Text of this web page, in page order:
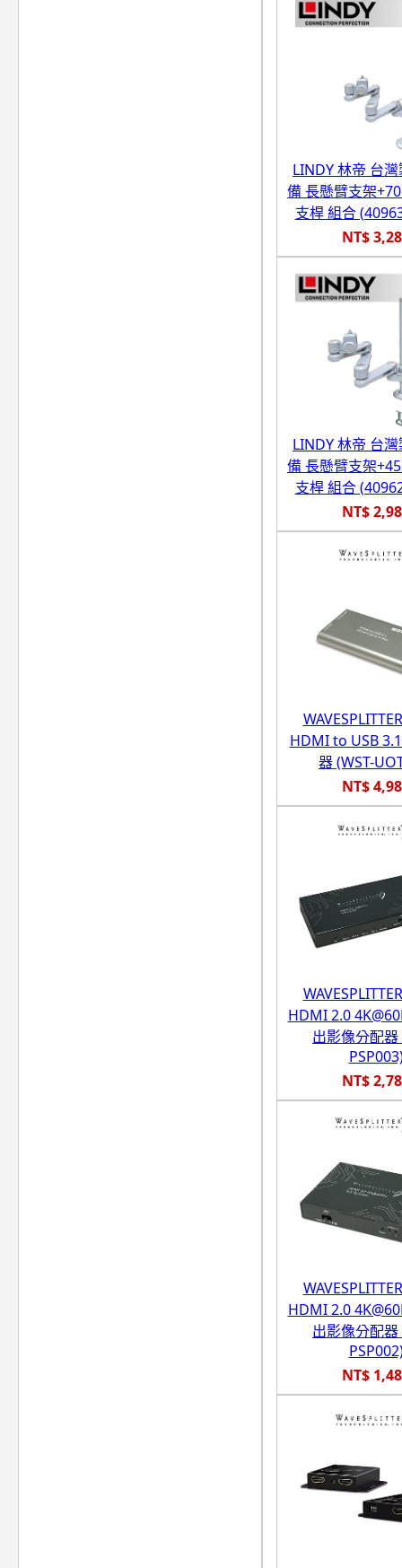
LINDY 林帝 台
備 長懸臂支架
支桿 組合
NT$
LINDY 林帝 台
備 長懸臂支架
支桿 組合
NT$
HDMI to USB
器 (WST-
NT$
HDMI 2.0
出影像分配器
NT$
HDMI 2.0
出影像分配器
NT$